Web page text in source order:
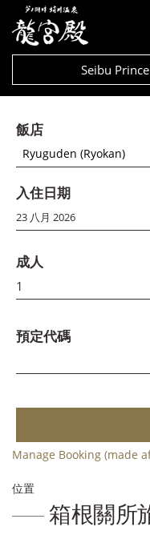
Seibu
飯店
Ryuguden (Ryokan)
入住日期
成人
預定代碼
Manage Booking (made
位置
箱根關所